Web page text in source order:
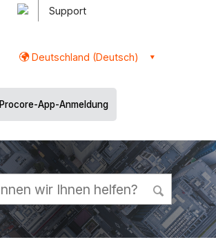
Support
Deutschland (Deutsch)
Procore-App-Anmeldung